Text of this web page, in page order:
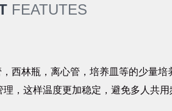
FEATUTES
西林瓶，离心管，培养皿等的少量
理，这样温度更加稳定，避免多人共